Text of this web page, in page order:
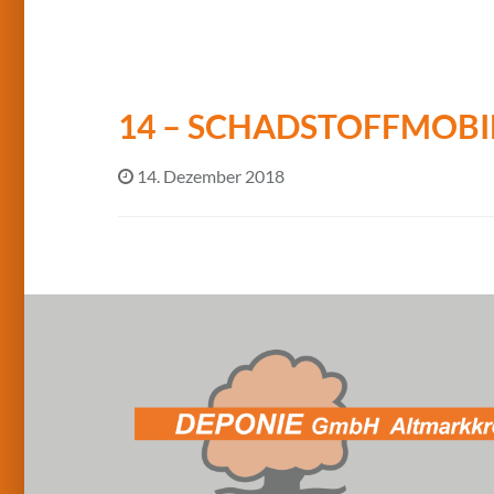
14 –
14. Dezember 2018